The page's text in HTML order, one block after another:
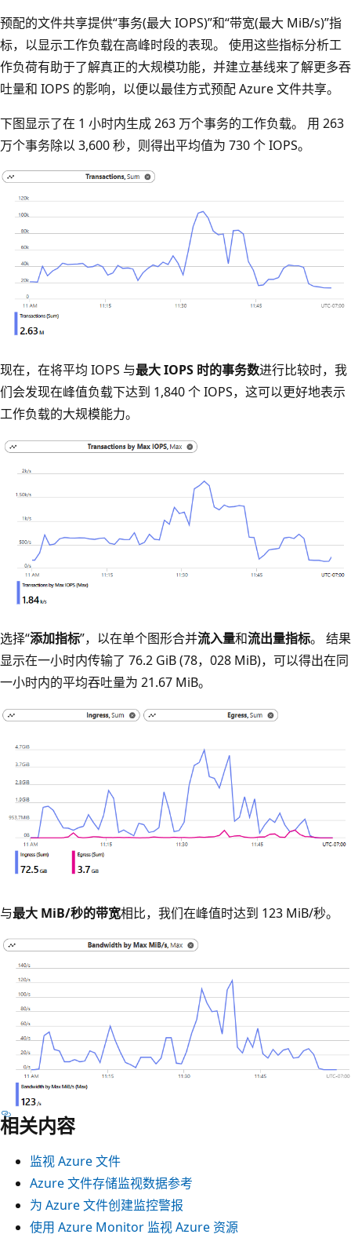
预配的文件共享提供“事务(最大 IOPS)”和“带宽(最大 MiB/s)”指
标，以显示工作负载在高峰时段的表现。 使用这些指标分析工
作负荷有助于了解真正的大规模功能，并建立基线来了解更多吞
吐量和 IOPS 的影响，以便以最佳方式预配 Azure 文件共享。
下图显示了在 1 小时内生成 263 万个事务的工作负载。 用 263
万个事务除以 3,600 秒，则得出平均值为 730 个 IOPS。
现在，在将平均 IOPS 与最大 IOPS 时的事务数进行比较时，我
们会发现在峰值负载下达到 1,840 个 IOPS，这可以更好地表示
工作负载的大规模能力。
选择“添加指标”，以在单个图形合并流入量和流出量指标。 结果
显示在一小时内传输了 76.2 GiB (78，028 MiB)，可以得出在同
一小时内的平均吞吐量为 21.67 MiB。
与最大 MiB/秒的带宽相比，我们在峰值时达到 123 MiB/秒。
相关内容
监视 Azure 文件
Azure 文件存储监视数据参考
为 Azure 文件创建监控警报
使用 Azure Monitor 监视 Azure 资源